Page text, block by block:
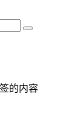
的内容